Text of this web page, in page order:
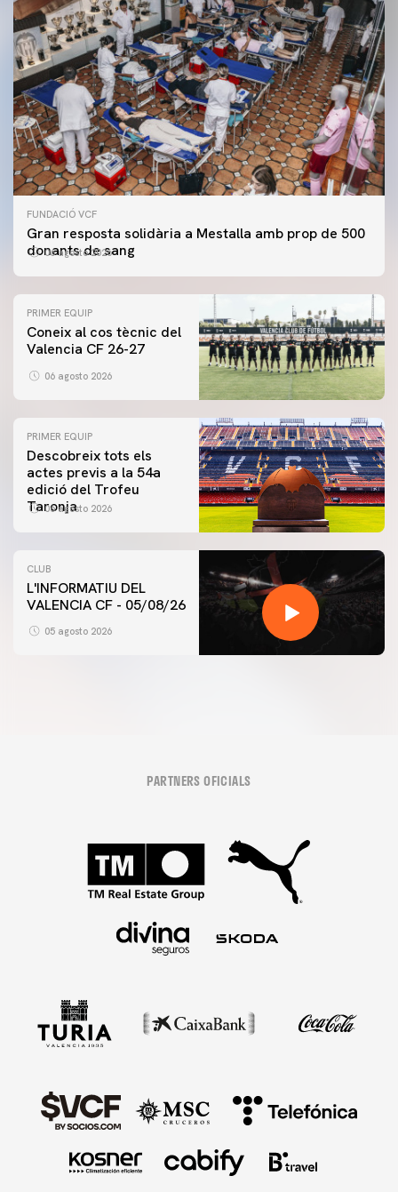
FUNDACIÓ VCF
Gran resposta solidària a Mestalla amb prop de 500
donants de sang
06 agosto 2026
PRIMER EQUIP
Coneix al cos tècnic del
Valencia CF 26-27
06 agosto 2026
PRIMER EQUIP
Descobreix tots els
actes previs a la 54a
edició del Trofeu
Taronja
06 agosto 2026
CLUB
L'INFORMATIU DEL
VALENCIA CF - 05/08/26
05 agosto 2026
PARTNERS OFICIALS